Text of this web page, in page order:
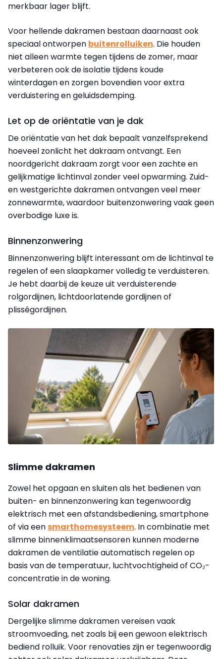
merkbaar lager blijft.
Voor hellende dakramen bestaan daarnaast ook
speciaal ontworpen buitenrolluiken. Die houden
niet alleen warmte tegen tijdens de zomer, maar
verbeteren ook de isolatie tijdens koude
winterdagen en zorgen bovendien voor extra
verduistering en geluidsdemping.
Let op de oriëntatie van je dak
De oriëntatie van het dak bepaalt vanzelfsprekend
hoeveel zonlicht het dakraam ontvangt. Een
noordgericht dakraam zorgt voor een zachte en
gelijkmatige lichtinval zonder veel opwarming. Zuid-
en westgerichte dakramen ontvangen veel meer
zonnewarmte, waardoor buitenzonwering vaak geen
overbodige luxe is.
Binnenzonwering
Binnenzonwering blijft interessant om de lichtinval te
regelen of een slaapkamer volledig te verduisteren.
Je hebt daarbij de keuze uit verduisterende
rolgordijnen, lichtdoorlatende gordijnen of
plisségordijnen.
Slimme dakramen
Zowel het opgaan en sluiten als het bedienen van
buiten- en binnenzonwering kan tegenwoordig
elektrisch met een afstandsbediening, smartphone
of via een smarthomesysteem. In combinatie met
slimme binnenklimaatsensoren kunnen moderne
dakramen de ventilatie automatisch regelen op
basis van de temperatuur, luchtvochtigheid of CO₂-
concentratie in de woning.
Solar dakramen
Dergelijke slimme dakramen vereisen vaak
stroomvoeding, net zoals bij een gewoon elektrisch
bediend rolluik. Voor renovaties zijn er tegenwoordig